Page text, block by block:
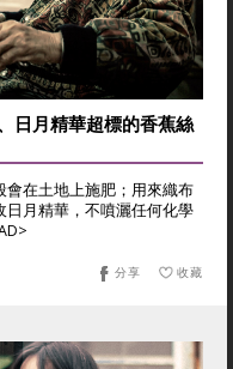
日月精華超標的香蕉絲
在土地上施肥；用來織布
月精華，不噴灑任何化學
收藏
分享